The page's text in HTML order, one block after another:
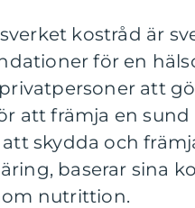
kostråd är
för en
att
att främja en
att skydda och
baserar sina
nutrittion.